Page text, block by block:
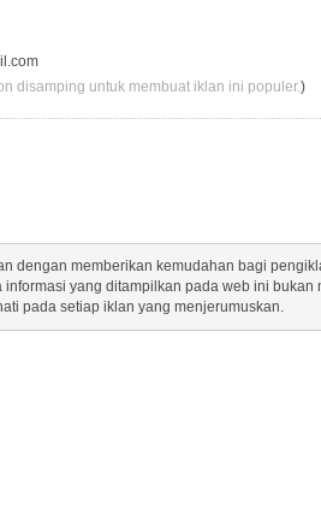
disamping untuk membuat iklan ini populer.)
dengan memberikan kemudahan bagi
yang ditampilkan pada web ini bukan
pada setiap iklan yang menjerumuskan.